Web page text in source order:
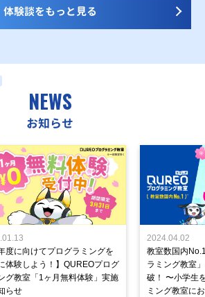
体験談をもっと見る
NEWS
お知らせ
度に向けてプログラミングを
体験しよう！】QUREOプログ
グ教室「1ヶ月無料体験」実施
らせ
2024.04.02
教室数国内
ラミング教室
破！ 〜小学生
ミング教室に